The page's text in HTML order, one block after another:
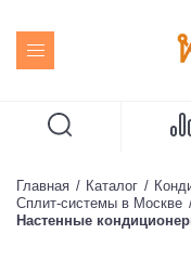
Главная Каталог
Сплит-системы в Москве
Настенные